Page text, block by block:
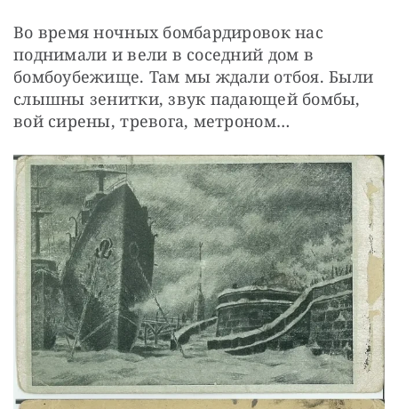
Во время ночных бомбардировок нас
поднимали и вели в соседний дом в
бомбоубежище. Там мы ждали отбоя. Были
слышны зенитки, звук падающей бомбы,
вой сирены, тревога, метроном…